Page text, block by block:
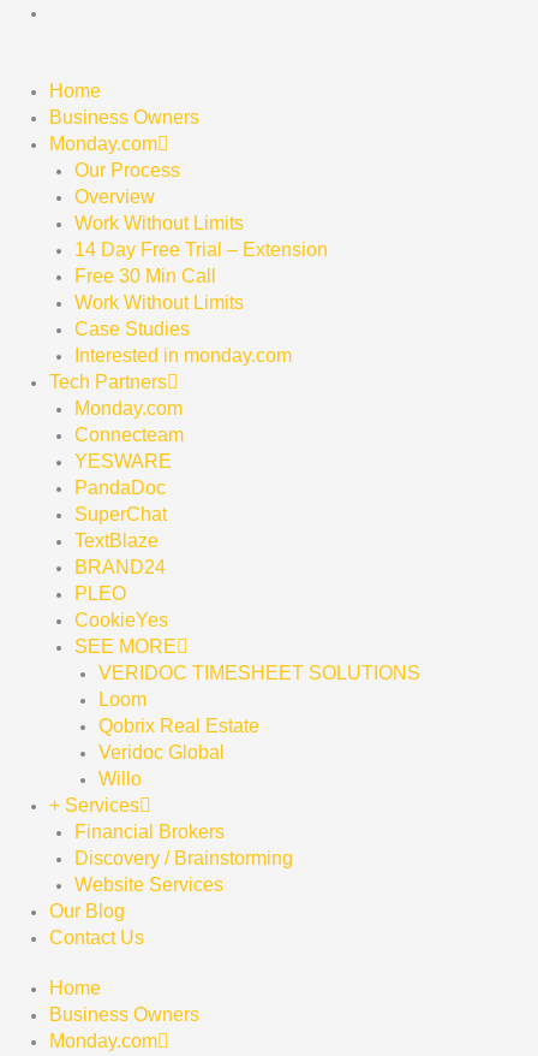
Skip
Home
Business Owners
Monday.com
Our Process
Overview
Work Without Limits
14 Day Free Trial – Extension
Free 30 Min Call
Work Without Limits
Case Studies
Interested in monday.com
Tech Partners
Monday.com
Connecteam
YESWARE
PandaDoc
SuperChat
TextBlaze
BRAND24
PLEO
CookieYes
SEE MORE
VERIDOC TIMESHEET SOLUTIONS
Loom
Qobrix Real Estate
Veridoc Global
Willo
+ Services
Financial Brokers
Discovery / Brainstorming
Website Services
Our Blog
Contact Us
Home
Business Owners
Monday.com